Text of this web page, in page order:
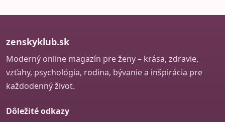
zenskyklub.sk
Moderný online magazín pre ženy – krása, zdravie,
vzťahy, psychológia, rodina, bývanie a inšpirácia pre
každodenný život.
Dôležité odkazy